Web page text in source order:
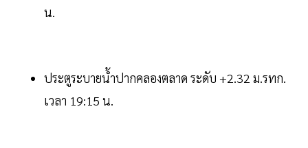
น.
ประตูระบายน้ำปากคลองตลาด ระดับ +2.32 ม.รทก.
เวลา 19:15 น.